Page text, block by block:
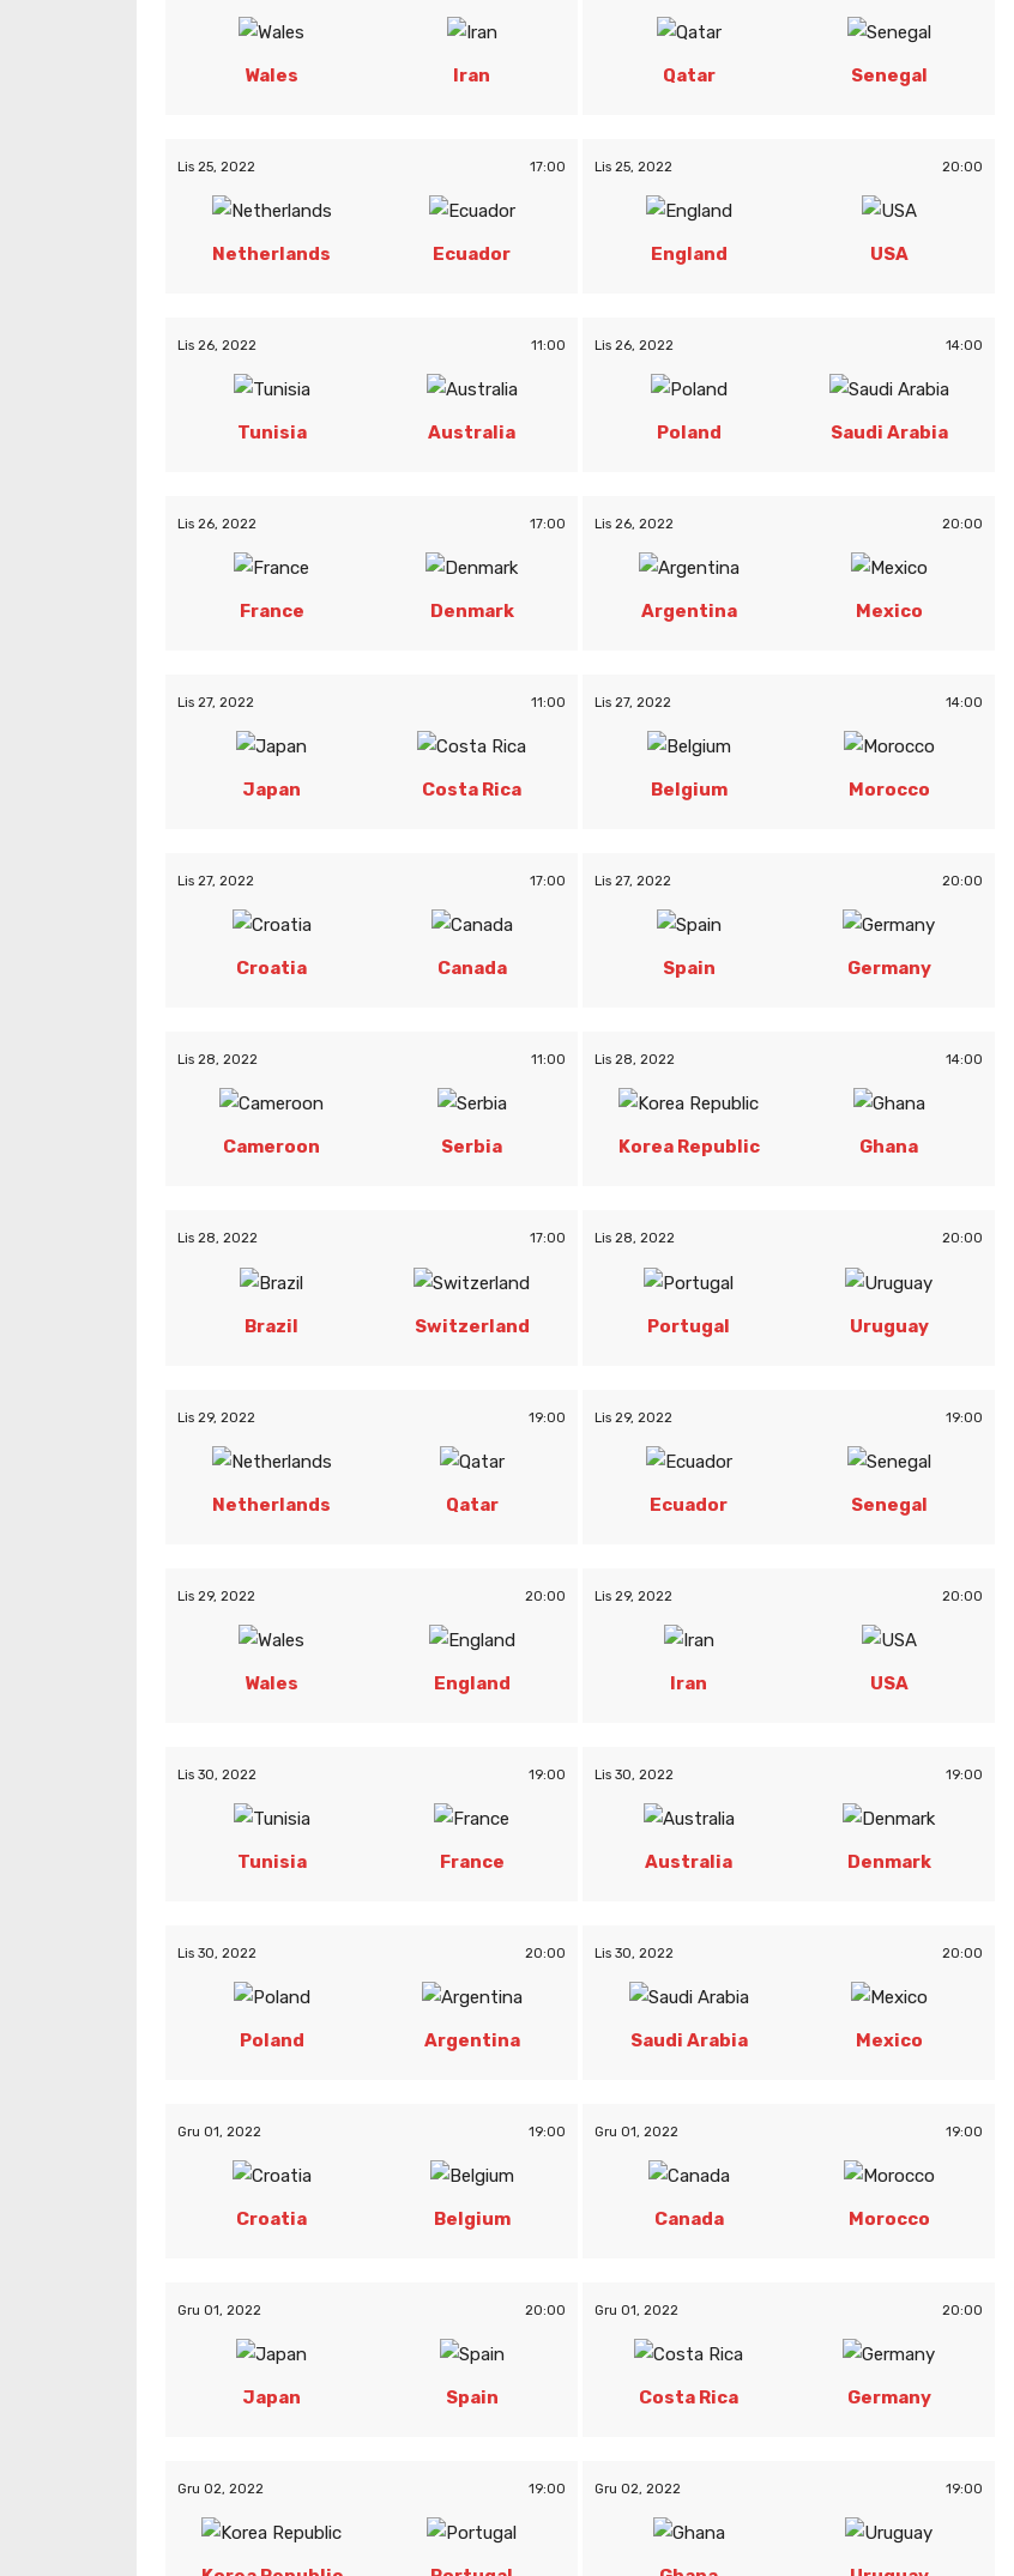
Wales Iran Qatar Senegal
Lis 25, 2022 17:00
Netherlands Ecuador
Lis 25, 2022 20:00
England USA
Lis 26, 2022 11:00
Tunisia Australia
Lis 26, 2022 14:00
Poland Saudi Arabia
Lis 26, 2022 17:00
France Denmark
Lis 26, 2022 20:00
Argentina Mexico
Lis 27, 2022 11:00
Japan Costa Rica
Lis 27, 2022 14:00
Belgium Morocco
Lis 27, 2022 17:00
Croatia Canada
Lis 27, 2022 20:00
Spain Germany
Lis 28, 2022 11:00
Cameroon Serbia
Lis 28, 2022 14:00
Korea Republic Ghana
Lis 28, 2022 17:00
Brazil Switzerland
Lis 28, 2022 20:00
Portugal Uruguay
Lis 29, 2022 19:00
Netherlands Qatar
Lis 29, 2022 19:00
Ecuador Senegal
Lis 29, 2022 20:00
Wales England
Lis 29, 2022 20:00
Iran USA
Lis 30, 2022 19:00
Tunisia France
Lis 30, 2022 19:00
Australia Denmark
Lis 30, 2022 20:00
Poland Argentina
Lis 30, 2022 20:00
Saudi Arabia Mexico
Gru 01, 2022 19:00
Croatia Belgium
Gru 01, 2022 19:00
Canada Morocco
Gru 01, 2022 20:00
Japan Spain
Gru 01, 2022 20:00
Costa Rica Germany
Gru 02, 2022 19:00 Gru 02, 2022 19:00